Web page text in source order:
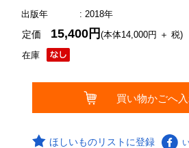
出版年
: 2018年
在庫
定価 15,400円(本体14,000円 ＋ 税)
ほしいものリストに登録